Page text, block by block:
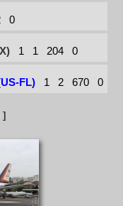
0
1 1 204 0
FL) 1 2 670 0
]